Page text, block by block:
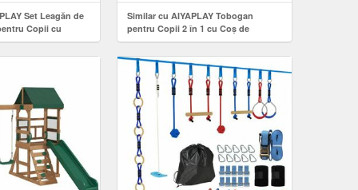
Set Leagăn de
Copii cu
Inele Gimnastice,
Leagăne Duble
Similar cu AIYAPLAY Tobogan
pentru Copii 2 în 1 cu Coș de
Baschet, Tobogan Interior pentru
Copii 1-3 ani, 131x50x74 cm, Galben
| Aosom Romania